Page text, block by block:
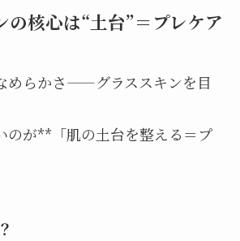
の核心は“土台”＝プレケア
めらかさ——グラススキンを目
のが**「肌の土台を整える＝プ